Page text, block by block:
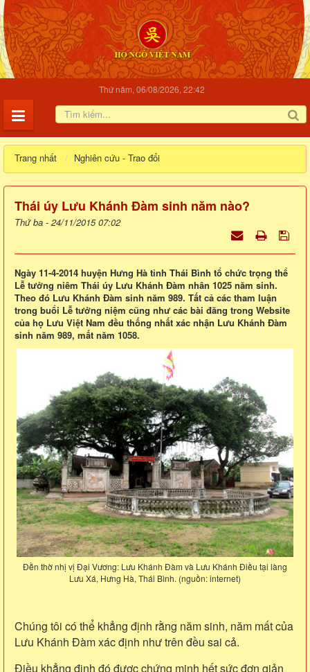
Thứ năm, 06/08/2026, 22:42
Trang nhất Nghiên cứu - Trao đổi
Thái úy Lưu Khánh Đàm sinh năm nào?
Thứ ba - 24/11/2015 07:02
Ngày 11-4-2014 huyện Hưng Hà tỉnh Thái Bình tổ chức trọng thể
Lễ tưởng niêm Thái úy Lưu Khánh Đàm nhân 1025 năm sinh.
Theo đó Lưu Khánh Đàm sinh năm 989. Tất cả các tham luận
trong buổi Lễ tưởng niệm cũng như các bài đăng trong Website
của họ Lưu Việt Nam đều thống nhất xác nhận Lưu Khánh Đàm
sinh năm 989, mất năm 1058.
Đền thờ nhị vị Đại Vương: Lưu Khánh Đàm và Lưu Khánh Điều tại làng
Lưu Xá, Hưng Hà, Thái Bình. (nguồn: internet)
Chúng tôi có thể khẳng định rằng năm sinh, năm mất của
Lưu Khánh Đàm xác định như trên đều sai cả.
Điều khẳng định đó được chứng minh hết sức đơn giản